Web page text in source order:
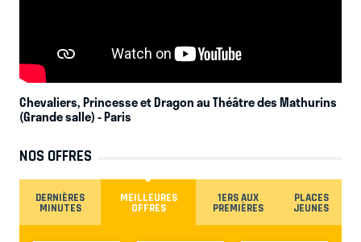
Chevaliers, Princesse et Dragon au Théâtre des Mathurins
(Grande salle)- Paris
NOS OFFRES
DERNIÈRES
MINUTES
MEILLEURES
OFFRES
1ERS AUX
PREMIÈRES
PLACES
JEUNES